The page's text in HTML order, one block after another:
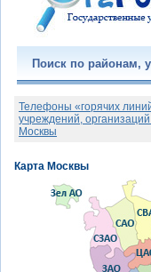
Поиск по районам,
Телефоны «горячих
учреждений,
Москвы